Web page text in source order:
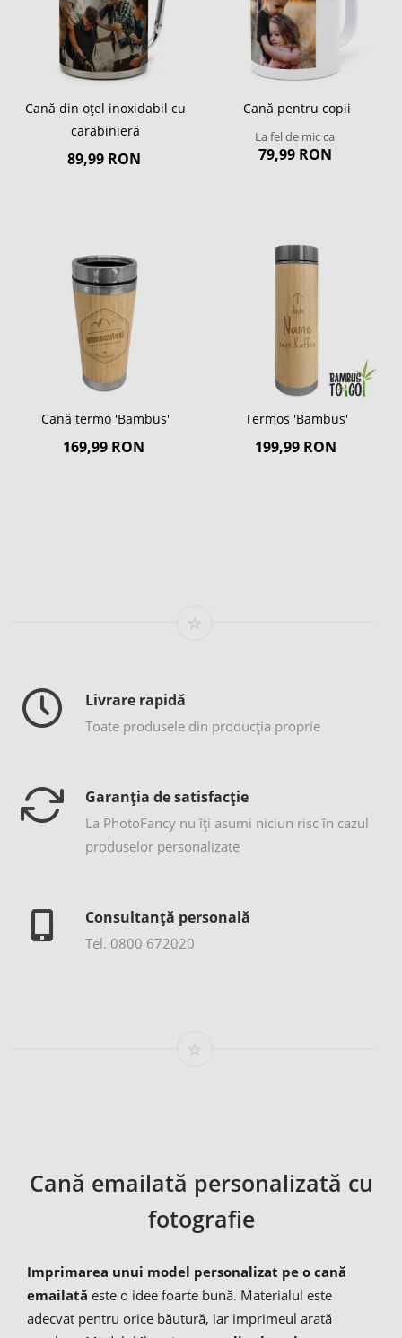
Cană din oțel inoxidabil cu
carabinieră
89,99 RON
Cană pentru copii
La fel de mic ca
79,99 RON
Cană termo 'Bambus'
169,99 RON
Termos 'Bambus'
199,99 RON
Livrare rapidă
Toate produsele din producția proprie
Garanția de satisfacție
La PhotoFancy nu îţi asumi niciun risc în cazul
produselor personalizate
Consultanță personală
Tel. 0800 672020
Cană emailată personalizată cu
fotografie
Imprimarea unui model personalizat pe o cană
emailată este o idee foarte bună. Materialul este
adecvat pentru orice băutură, iar imprimeul arată